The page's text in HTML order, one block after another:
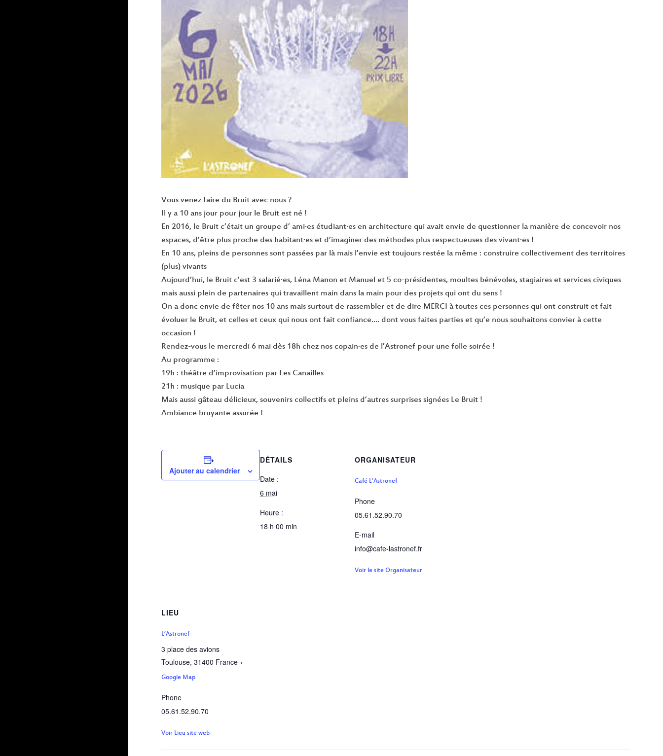
Vous venez faire du Bruit avec nous ?
Il y a 10 ans jour pour jour le Bruit est né !
En 2016, le Bruit c’était un groupe d’ ami·es étudiant·es en architecture qui avait envie de questionner la manière de concevoir nos
espaces, d’être plus proche des habitant·es et d’imaginer des méthodes plus respectueuses des vivant·es !
En 10 ans, pleins de personnes sont passées par là mais l’envie est toujours restée la même : construire collectivement des territoires
(plus) vivants
Aujourd’hui, le Bruit c’est 3 salarié·es, Léna Manon et Manuel et 5 co-présidentes, moultes bénévoles, stagiaires et services civiques
mais aussi plein de partenaires qui travaillent main dans la main pour des projets qui ont du sens !
On a donc envie de fêter nos 10 ans mais surtout de rassembler et de dire MERCI à toutes ces personnes qui ont construit et fait
évoluer le Bruit, et celles et ceux qui nous ont fait confiance…. dont vous faites parties et qu’e nous souhaitons convier à cette
occasion !
Rendez-vous le mercredi 6 mai dès 18h chez nos copain·es de l’Astronef pour une folle soirée !
Au programme :
19h : théâtre d’improvisation par Les Canailles
21h : musique par Lucia
Mais aussi gâteau délicieux, souvenirs collectifs et pleins d’autres surprises signées Le Bruit !
Ambiance bruyante assurée !
Ajouter au calendrier
DÉTAILS
Date :
6 mai
Heure :
18 h 00 min
ORGANISATEUR
Café L’Astronef
Phone
05.61.52.90.70
E-mail
info@cafe-lastronef.fr
Voir le site Organisateur
LIEU
L’Astronef
3 place des avions
Toulouse, 31400 France +
Google Map
Phone
05.61.52.90.70
Voir Lieu site web